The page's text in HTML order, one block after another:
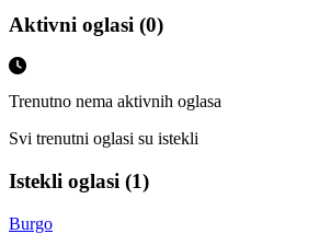
Aktivni oglasi (0)
Trenutno nema aktivnih oglasa
Svi trenutni oglasi su istekli
Istekli oglasi (1)
Burgo